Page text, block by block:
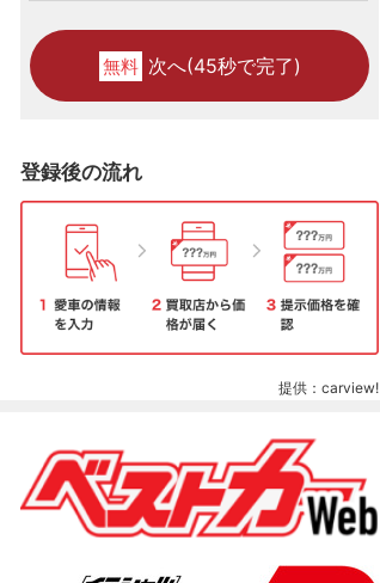
無料 次へ(45秒で完了)
登録後の流れ
提供：carview!